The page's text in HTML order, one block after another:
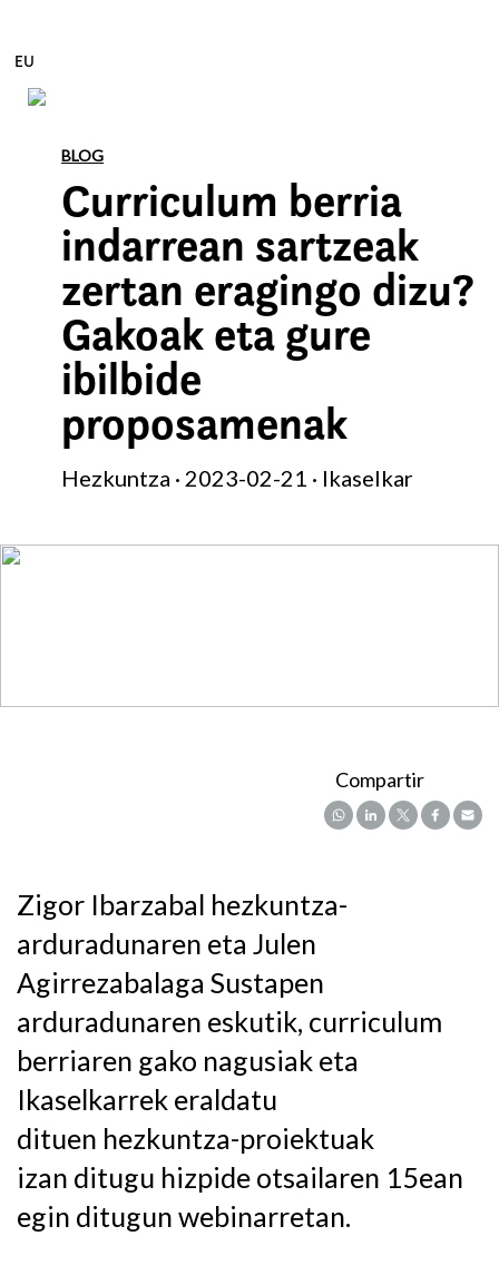
Edukira zuzenean joan
EU
BLOG
Curriculum berria
indarrean sartzeak
zertan eragingo dizu?
Gakoak eta gure
ibilbide
proposamenak
Hezkuntza · 2023-02-21 · Ikaselkar
Compartir
Zigor Ibarzabal hezkuntza-
arduradunaren eta Julen
Agirrezabalaga Sustapen
arduradunaren eskutik, curriculum
berriaren gako nagusiak eta
Ikaselkarrek eraldatu
dituen hezkuntza-proiektuak
izan ditugu hizpide otsailaren 15ean
egin ditugun webinarretan.